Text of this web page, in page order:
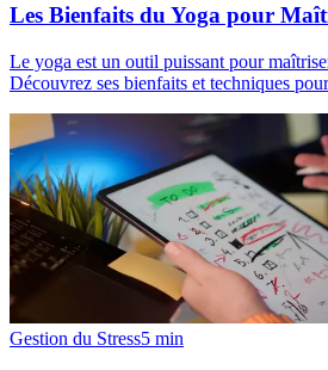
Les Bienfaits du Yoga pour
Le yoga est un outil puissant pour
Découvrez ses bienfaits et techniques
Gestion du Stress5 min